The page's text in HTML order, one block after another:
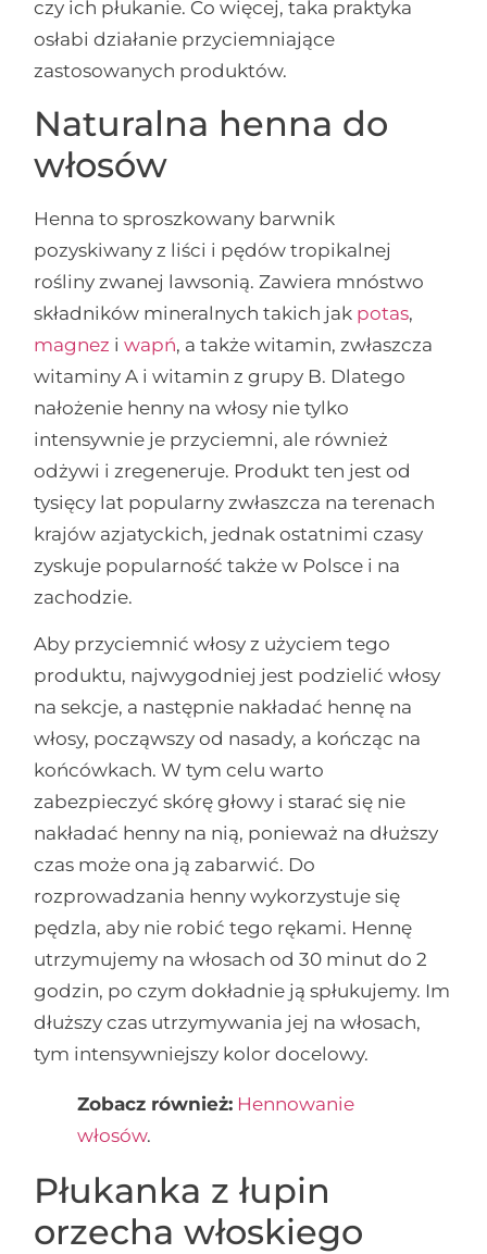
czy ich płukanie. Co więcej, taka praktyka
osłabi działanie przyciemniające
zastosowanych produktów.
Naturalna henna do
włosów
Henna to sproszkowany barwnik
pozyskiwany z liści i pędów tropikalnej
rośliny zwanej lawsonią. Zawiera mnóstwo
składników mineralnych takich jak potas,
magnez iwapń, a także witamin, zwłaszcza
witaminy A i witamin z grupy B. Dlatego
nałożenie henny na włosy nie tylko
intensywnie je przyciemni, ale również
odżywi i zregeneruje. Produkt ten jest od
tysięcy lat popularny zwłaszcza na terenach
krajów azjatyckich, jednak ostatnimi czasy
zyskuje popularność także w Polsce i na
zachodzie.
Aby przyciemnić włosy z użyciem tego
produktu, najwygodniej jest podzielić włosy
na sekcje, a następnie nakładać hennę na
włosy, począwszy od nasady, a kończąc na
końcówkach. W tym celu warto
zabezpieczyć skórę głowy i starać się nie
nakładać henny na nią, ponieważ na dłuższy
czas może ona ją zabarwić. Do
rozprowadzania henny wykorzystuje się
pędzla, aby nie robić tego rękami. Hennę
utrzymujemy na włosach od 30 minut do 2
godzin, po czym dokładnie ją spłukujemy. Im
dłuższy czas utrzymywania jej na włosach,
tym intensywniejszy kolor docelowy.
Zobacz również: Hennowanie
włosów.
Płukanka z łupin
orzecha włoskiego